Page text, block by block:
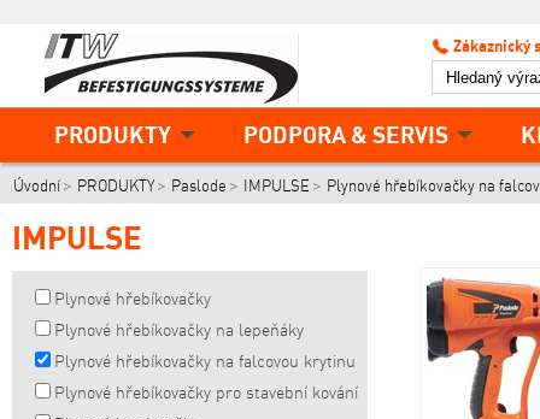
PRODUKTY PODPORA & SERVIS
Zákaznický
Úvodní PRODUKTY Paslode IMPULSE Plynové hřebíkovačky na
IMPULSE
Plynové hřebíkovačky
Plynové hřebíkovačky na lepeňáky
Plynové hřebíkovačky na falcovou krytinu
Plynové hřebíkovačky pro stavební kování